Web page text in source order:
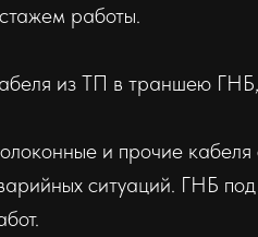
работы.
из ТП в траншею
и прочие
ситуаций. ГНБ